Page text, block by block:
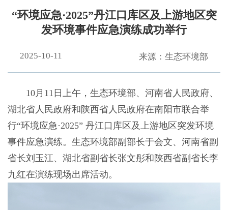
“环境应急·2025”丹江口库区及上游地区突
发环境事件应急演练成功举行
2025-10-11 来源：生态环境部
10月11日上午，生态环境部、河南省人民政府、
湖北省人民政府和陕西省人民政府在南阳市联合举
行“环境应急·2025” 丹江口库区及上游地区突发环境
事件应急演练。生态环境部副部长于会文、河南省副
省长刘玉江、湖北省副省长张文彤和陕西省副省长李
九红在演练现场出席活动。